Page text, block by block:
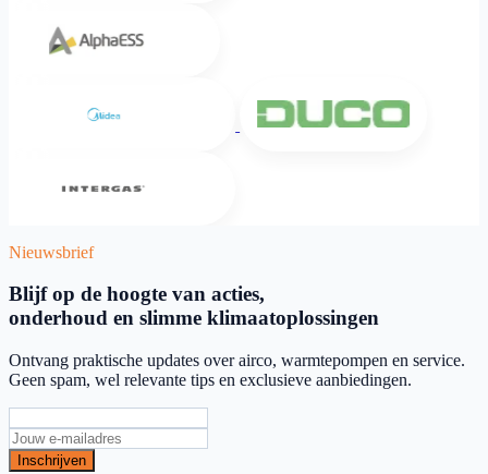
Nieuwsbrief
Blijf op de hoogte van acties,
onderhoud en slimme klimaatoplossingen
Ontvang praktische updates over airco, warmtepompen en service.
Geen spam, wel relevante tips en exclusieve aanbiedingen.
Inschrijven